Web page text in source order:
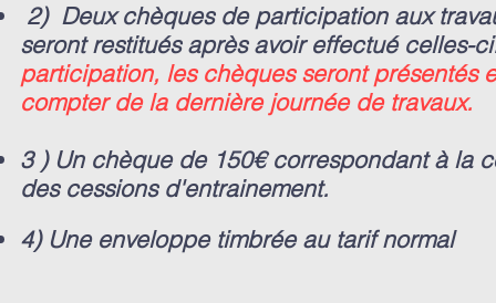
2) Deux chèques de participation aux
seront restitués après avoir effectué celles-
participation, les chèques seront présentés
compter de la dernière journée de travaux.
3 ) Un chèque de 150€ correspondant à la
des cessions d'entrainement.
4) Une enveloppe timbrée au tarif normal